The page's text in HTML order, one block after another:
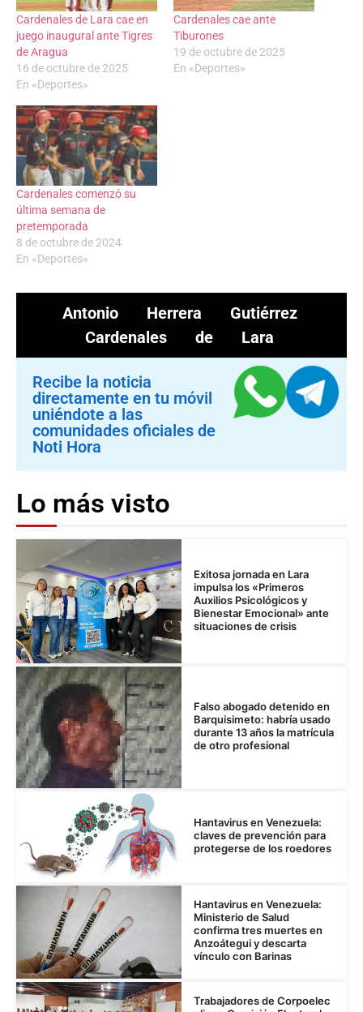
Cardenales de Lara cae en
juego inaugural ante Tigres
de Aragua
16 de octubre de 2025
En «Deportes»
Cardenales cae ante
Tiburones
19 de octubre de 2025
En «Deportes»
Cardenales comenzó su
última semana de
pretemporada
8 de octubre de 2024
En «Deportes»
Antonio Herrera Gutiérrez
Cardenales de Lara
Recibe la noticia
directamente en tu móvil
uniéndote a las
comunidades oficiales de
Noti Hora
Lo más visto
Exitosa jornada en Lara
impulsa los «Primeros
Auxilios Psicológicos y
Bienestar Emocional» ante
situaciones de crisis
Falso abogado detenido en
Barquisimeto: habría usado
durante 13 años la matrícula
de otro profesional
Hantavirus en Venezuela:
claves de prevención para
protegerse de los roedores
Hantavirus en Venezuela:
Ministerio de Salud
confirma tres muertes en
Anzoátegui y descarta
vínculo con Barinas
Trabajadores de Corpoelec